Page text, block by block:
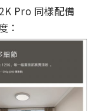
Pro 同樣配備
：